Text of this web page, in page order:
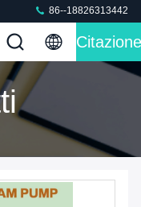
86--18826313442
Citazione